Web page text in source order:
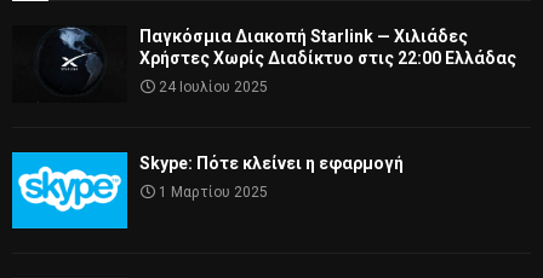
Παγκόσμια Διακοπή Starlink — Χιλιάδες
Χρήστες Χωρίς Διαδίκτυο στις 22:00 Ελλάδας
24 Ιουλίου 2025
Skype: Πότε κλείνει η εφαρμογή
1 Μαρτίου 2025